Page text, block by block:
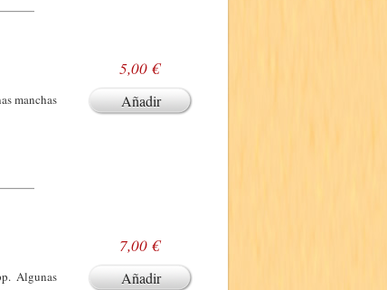
manchas
5,00 €
Añadir
Algunas
7,00 €
Añadir